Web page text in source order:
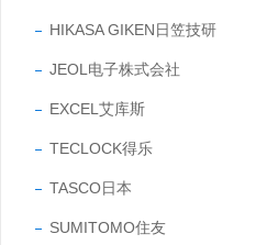
HIKASA GIKEN日笠技研
JEOL电子株式会社
EXCEL艾库斯
TECLOCK得乐
TASCO日本
SUMITOMO住友